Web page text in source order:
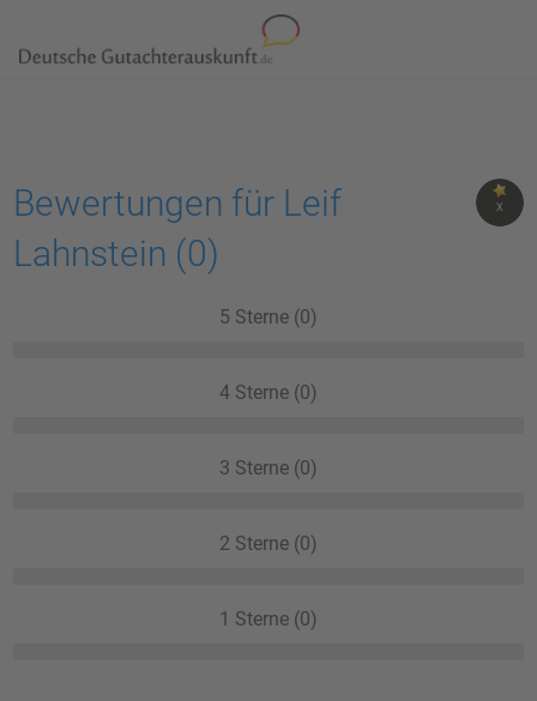
X
Bewertungen für Leif
Lahnstein (0)
5 Sterne (0)
4 Sterne (0)
3 Sterne (0)
2 Sterne (0)
1 Sterne (0)